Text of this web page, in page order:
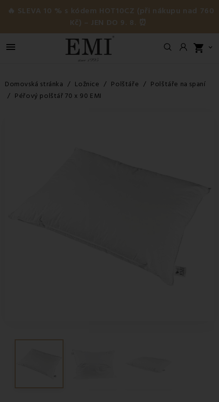
🔥 SLEVA 10 % s kódem HOT10CZ (při nákupu nad 760
Kč) – JEN DO 9. 8. ⏰
 shopping_cart 
Domovská stránka Ložnice Polštáře
Polštáře na spaní
Péřový polštář 70 x 90 EMI